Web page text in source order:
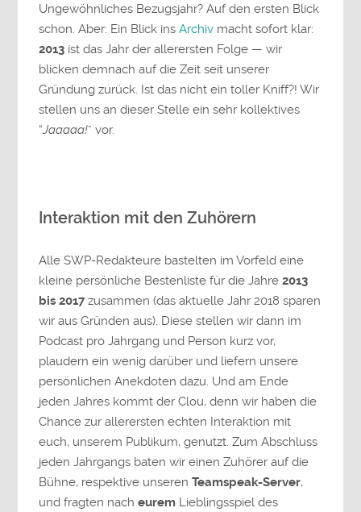
Ungewöhnliches Bezugsjahr? Auf den ersten Blick
schon. Aber: Ein Blick insArchiv macht sofort klar:
2013 ist das Jahr der allerersten Folge — wir
blicken demnach auf die Zeit seit unserer
Gründung zurück. Ist das nicht ein toller Kniff?! Wir
stellen uns an dieser Stelle ein sehr kollektives
“Jaaaaa!” vor.
Interaktion mit den Zuhörern
Alle SWP-Redakteure bastelten im Vorfeld eine
kleine persönliche Bestenliste für die Jahre2013
bis 2017zusammen (das aktuelle Jahr 2018 sparen
wir aus Gründen aus). Diese stellen wir dann im
Podcast pro Jahrgang und Person kurz vor,
plaudern ein wenig darüber und liefern unsere
persönlichen Anekdoten dazu. Und am Ende
jeden Jahres kommt der Clou, denn wir haben die
Chance zur allerersten echten Interaktion mit
euch, unserem Publikum, genutzt. Zum Abschluss
jeden Jahrgangs baten wir einen Zuhörer auf die
Bühne, respektive unserenTeamspeak-Server,
und fragten nacheurem Lieblingsspiel des